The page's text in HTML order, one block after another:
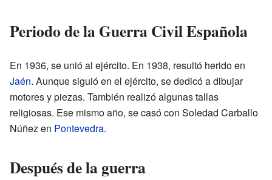
Periodo de la Guerra Civil Española
En 1936, se unió al ejército. En 1938, resultó herido en
Jaén. Aunque siguió en el ejército, se dedicó a dibujar
motores y piezas. También realizó algunas tallas
religiosas. Ese mismo año, se casó con Soledad Carballo
Núñez en Pontevedra.
Después de la guerra